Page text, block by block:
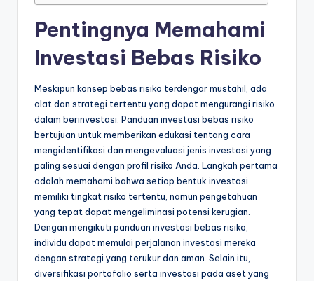
Pentingnya Memahami
Investasi Bebas Risiko
Meskipun konsep bebas risiko terdengar mustahil, ada
alat dan strategi tertentu yang dapat mengurangi risiko
dalam berinvestasi. Panduan investasi bebas risiko
bertujuan untuk memberikan edukasi tentang cara
mengidentifikasi dan mengevaluasi jenis investasi yang
paling sesuai dengan profil risiko Anda. Langkah pertama
adalah memahami bahwa setiap bentuk investasi
memiliki tingkat risiko tertentu, namun pengetahuan
yang tepat dapat mengeliminasi potensi kerugian.
Dengan mengikuti panduan investasi bebas risiko,
individu dapat memulai perjalanan investasi mereka
dengan strategi yang terukur dan aman. Selain itu,
diversifikasi portofolio serta investasi pada aset yang